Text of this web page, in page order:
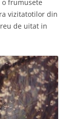
frumusete
vizitatotilor din
de uitat in